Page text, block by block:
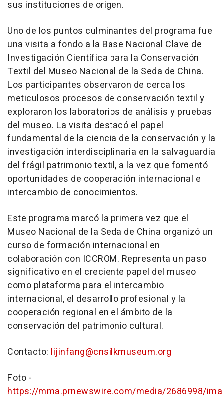
sus instituciones de origen.
Uno de los puntos culminantes del programa fue
una visita a fondo a la Base Nacional Clave de
Investigación Científica para la Conservación
Textil del Museo Nacional de la Seda de China.
Los participantes observaron de cerca los
meticulosos procesos de conservación textil y
exploraron los laboratorios de análisis y pruebas
del museo. La visita destacó el papel
fundamental de la ciencia de la conservación y la
investigación interdisciplinaria en la salvaguardia
del frágil patrimonio textil, a la vez que fomentó
oportunidades de cooperación internacional e
intercambio de conocimientos.
Este programa marcó la primera vez que el
Museo Nacional de la Seda de China organizó un
curso de formación internacional en
colaboración con ICCROM. Representa un paso
significativo en el creciente papel del museo
como plataforma para el intercambio
internacional, el desarrollo profesional y la
cooperación regional en el ámbito de la
conservación del patrimonio cultural.
Contacto: lijinfang@cnsilkmuseum.org
Foto -
https://mma.prnewswire.com/media/2686998/